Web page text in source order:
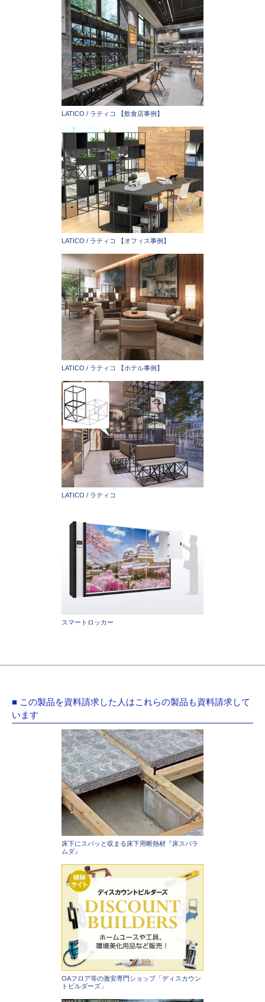
LATICO / ラティコ 【飲食店事例】
LATICO / ラティコ 【オフィス事例】
LATICO / ラティコ 【ホテル事例】
LATICO / ラティコ
スマートロッカー
■ この製品を資料請求した人はこれらの製品も資料請求して
います
床下にスパッと収まる床下用断熱材『床スパラ
ムダ』
OAフロア等の激安専門ショップ「ディスカウン
トビルダーズ」